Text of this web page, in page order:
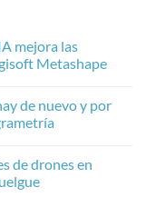
mejora las
Metashape
de nuevo y por
de drones en